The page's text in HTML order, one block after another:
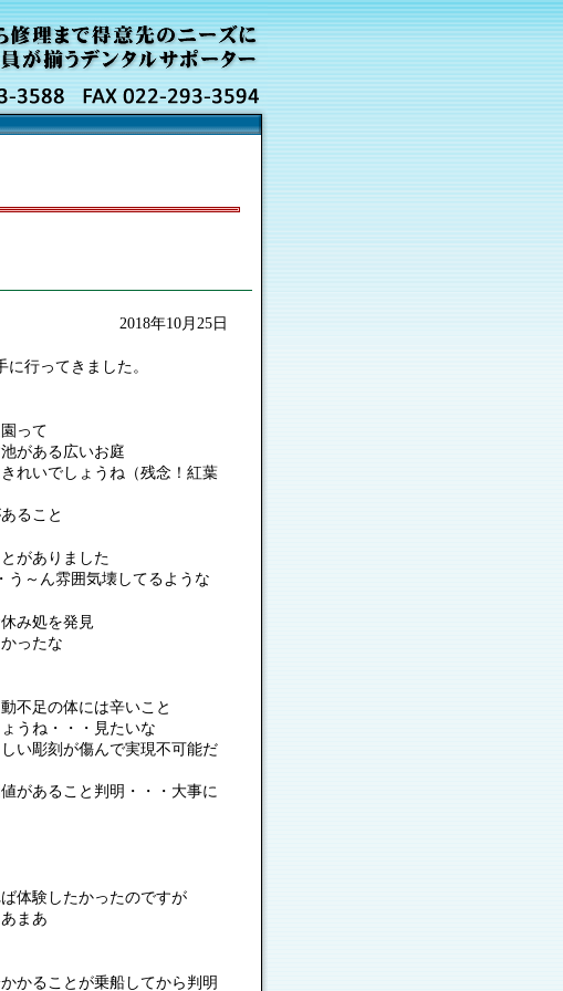
2018年10月25日
行ってきました。
って
がある広いお庭
いでしょうね（残念！紅葉
ること
がありました
～ん雰囲気壊してるような
み処を発見
たな
不足の体には辛いこと
うね・・・見たいな
彫刻が傷んで実現不可能だ
あること判明・・・大事に
体験したかったのですが
まあ
ることが乗船してから判明